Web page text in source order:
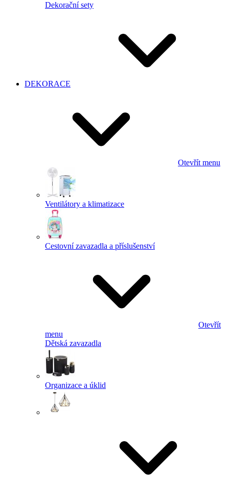
Dekorační sety
DEKORACE
Otevřít menu
Ventilátory a klimatizace
Cestovní zavazadla a příslušenství
Otevřít
menu
Dětská zavazadla
Organizace a úklid